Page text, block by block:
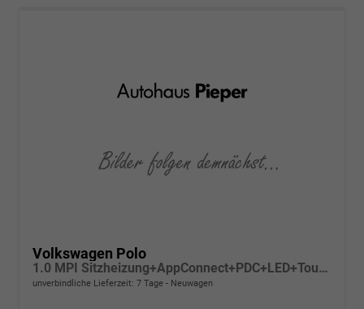
Volkswagen Polo
1.0 MPI Sitzheizung+AppConnect+PDC+LED+Touch+Lichtsensor+MultiLenkrad
unverbindliche Lieferzeit: 7 Tage Neuwagen